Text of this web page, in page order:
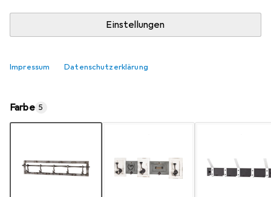
Einstellungen
Impressum Datenschutzerklärung
kostenloser Versand
Farbe 5